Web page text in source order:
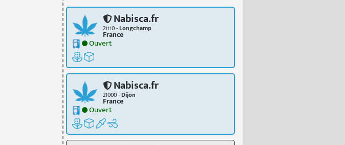
Nabisca.fr
21110 -Longchamp
France
Ouvert
Nabisca.fr
21000 -Dijon
France
Ouvert